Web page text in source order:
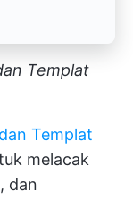
Templat
Templat
melacak
dan